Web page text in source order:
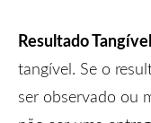
Resultado
tangível. Se o
ser observado ou